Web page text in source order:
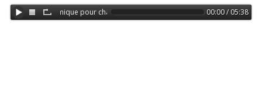
croyances dynamique pour change de vie - Didier Pénissard 00:00 / 05:38